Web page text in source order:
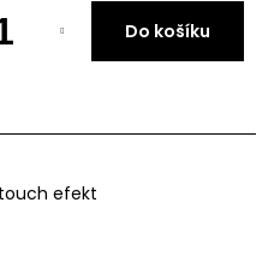
Do košíku
efekt